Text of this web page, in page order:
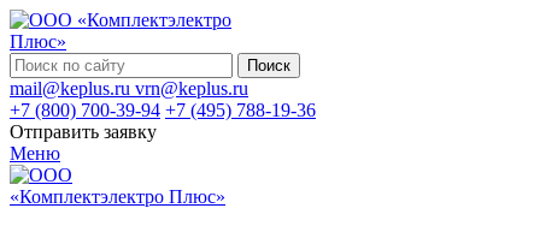
Поиск
mail@keplus.ru vrn@keplus.ru
+7 (800) 700-39-94 +7 (495) 788-19-36
Отправить заявку
Меню